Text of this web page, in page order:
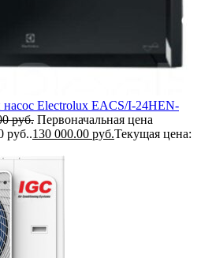
Electrolux EACS/I-24HEN-
руб. Первоначальная цена
руб..130 000.00 руб.Текущая цена: